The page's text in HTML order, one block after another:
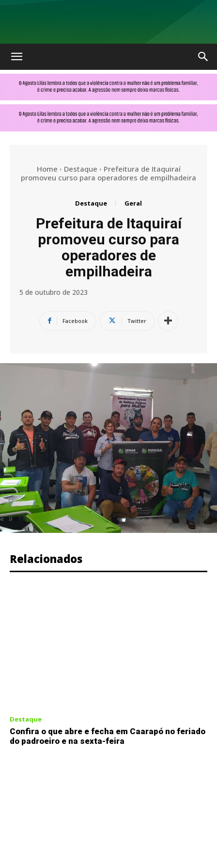
No
Olhar
MS
Home Destaque
Prefeitura de Itaquiraí
promoveu curso para operadores de empilhadeira
Destaque Geral
Prefeitura de Itaquiraí
promoveu curso para
operadores de
empilhadeira
5 de outubro de 2023
Facebook Twitter
Relacionados
Destaque
Confira o que abre e fecha em Caarapó no feriado
do padroeiro e na sexta-feira